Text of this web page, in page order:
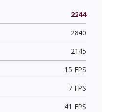
2244
2840
2145
15 FPS
7 FPS
41 FPS